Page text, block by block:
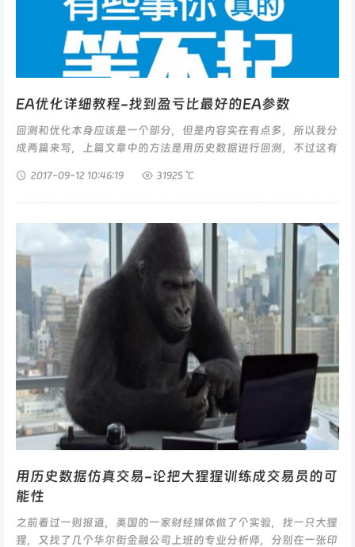
EA优化详细教程-找到盈亏比最好的EA参数
回测和优化本身应该是一个部分，但是内容实在有点多，所以我分
成两篇来写，上篇文章中的方法是用历史数据进行回测，不过这有
参数，我设成22点，回测一...
2017-09-12 10:46:19 31925 ℃
用历史数据仿真交易-论把大猩猩训练成交易员的可
能性
之前看过一则报道，美国的一家财经媒体做了个实验，找一只大猩
猩，又找了几个华尔街金融公司上班的专业分析师，分别在一张印